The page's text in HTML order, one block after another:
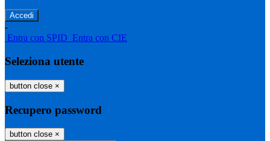
-
Entra con SPID Entra con CIE
Seleziona utente
button close ×
Recupero password
button close ×